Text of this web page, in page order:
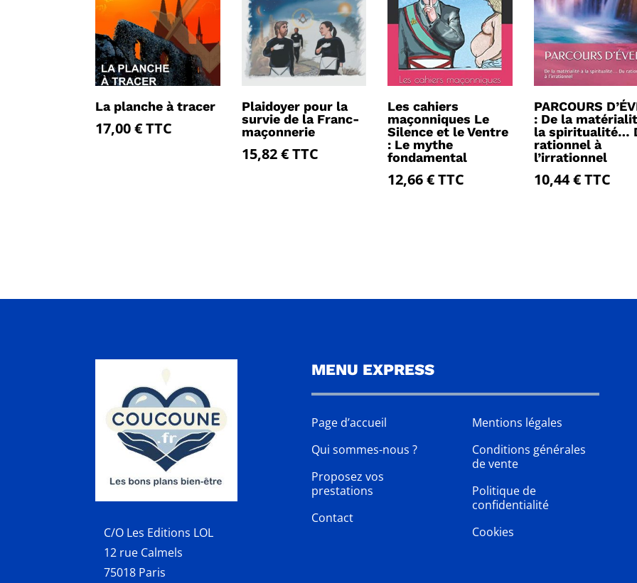
La planche à tracer
17,00€ TTC
Plaidoyer pour la
survie de la Franc-
maçonnerie
15,82€TTC
Les cahiers
maçonniques Le
Silence et le Ventre
: Le mythe
fondamental
12,66€TTC
PARCOURS
: De la
la spiritualité…
rationnel à
l’irrationnel
10,44€TTC
C/O Les Editions LOL
12 rue Calmels
75018 Paris
MENU EXPRESS
Page d’accueil
Qui sommes-nous ?
Proposez vos
prestations
Contact
Mentions légales
Conditions générales
de vente
Politique de
confidentialité
Cookies